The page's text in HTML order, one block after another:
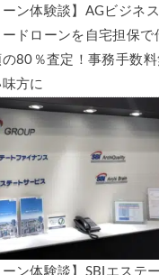
ーン体験談】AGビジネ
ードローンを自宅担保で
80％査定！事務手数
方に
ーン体験談】SBIエステ